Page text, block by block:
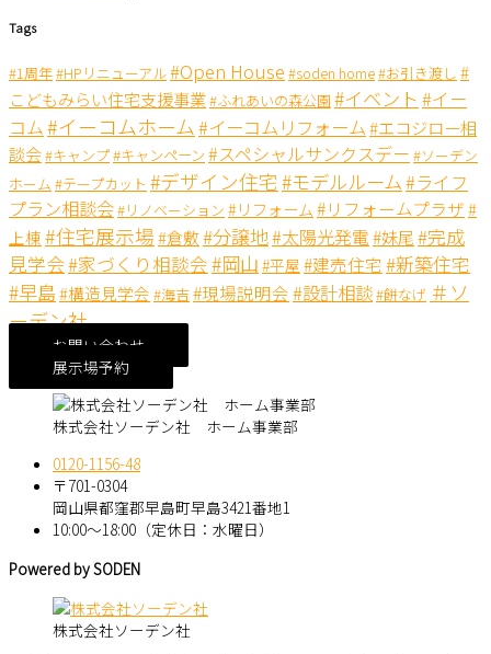
Tags
#1周年#HPリニューアル#Open House #soden home#お引き渡し #
こどもみらい住宅支援事業#ふれあいの森公園 #イベント #イー
コム#イーコムホーム#イーコムリフォーム#エコジロー相
談会#キャンプ#キャンペーン#スペシャルサンクスデー #ソーデン
ホーム #テープカット #デザイン住宅 #モデルルーム#ライフ
プラン相談会#リノベーション #リフォーム#リフォームプラザ#
上棟#住宅展示場#倉敷#分譲地#太陽光発電#妹尾#完成
見学会#家づくり相談会#岡山 #平屋 #建売住宅 #新築住宅
#早島#構造見学会 #海吉#現場説明会#設計相談#餅なげ ＃ソ
ーデン社
お問い合わせ
展示場予約
株式会社ソーデン社 ホーム事業部
0120-1156-48
〒701-0304
岡山県都窪郡早島町早島3421番地1
10:00～18:00（定休日：水曜日）
Powered by SODEN
株式会社ソーデン社